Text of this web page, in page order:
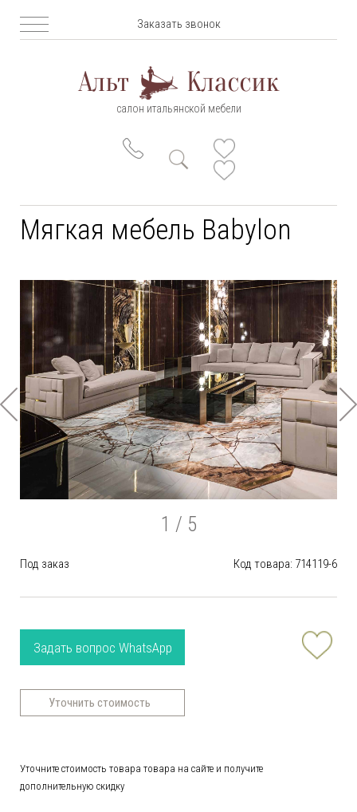
Заказать звонок
салон итальянской мебели
1 / 5
Мягкая мебель Babylon
Под заказ Код товара: 714119-6
Задать вопрос WhatsApp
Уточнить стоимость
Уточните стоимость товара товара на сайте и получите
дополнительную скидку